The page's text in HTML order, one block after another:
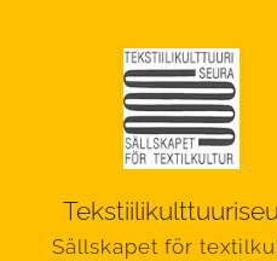
Sällskapet för